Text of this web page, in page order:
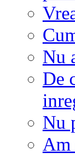
Nu
De
Nu
Am